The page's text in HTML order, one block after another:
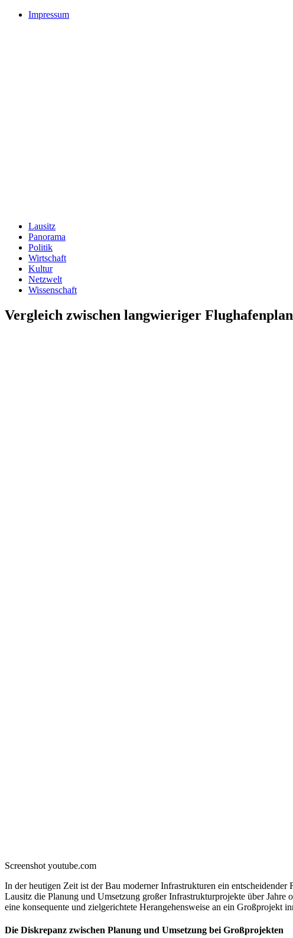
Impressum
Lausitz
Panorama
Politik
Wirtschaft
Kultur
Netzwelt
Wissenschaft
Vergleich zwischen langwieriger
Screenshot youtube.com
In der heutigen Zeit ist der Bau moderner Infrastrukturen ein
Lausitz die Planung und Umsetzung großer Infrastrukturprojekte über Jahre
eine konsequente und zielgerichtete Herangehensweise an ein Großprojekt
Die Diskrepanz zwischen Planung und Umsetzung bei Großprojekten